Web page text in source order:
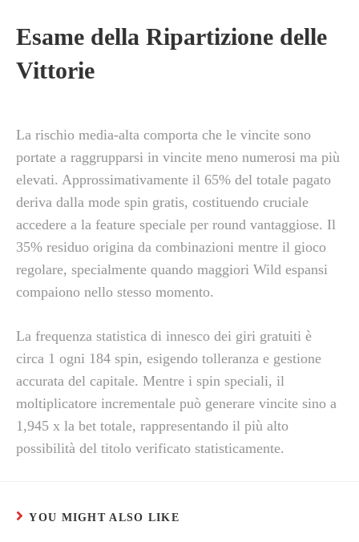
Esame della Ripartizione delle
Vittorie
La rischio media-alta comporta che le vincite sono
portate a raggrupparsi in vincite meno numerosi ma più
elevati. Approssimativamente il 65% del totale pagato
deriva dalla mode spin gratis, costituendo cruciale
accedere a la feature speciale per round vantaggiose. Il
35% residuo origina da combinazioni mentre il gioco
regolare, specialmente quando maggiori Wild espansi
compaiono nello stesso momento.
La frequenza statistica di innesco dei giri gratuiti è
circa 1 ogni 184 spin, esigendo tolleranza e gestione
accurata del capitale. Mentre i spin speciali, il
moltiplicatore incrementale può generare vincite sino a
1,945 x la bet totale, rappresentando il più alto
possibilità del titolo verificato statisticamente.
YOU MIGHT ALSO LIKE